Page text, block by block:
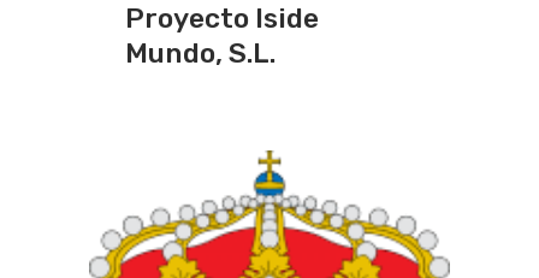
Proyecto Iside
Mundo, S.L.